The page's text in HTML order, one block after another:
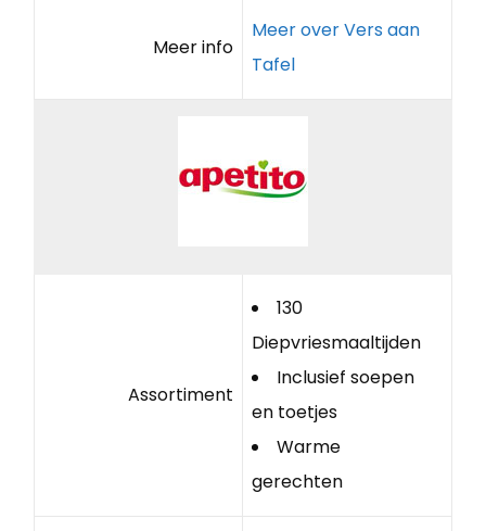
Meer info
Meer over Vers aan
Tafel
Assortiment
130
Diepvriesmaaltijden
Inclusief soepen
en toetjes
Warme
gerechten